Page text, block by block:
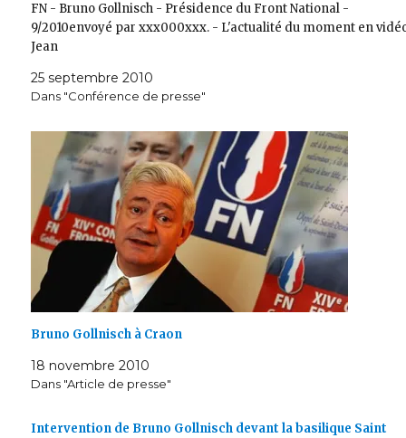
FN - Bruno Gollnisch - Présidence du Front National -
9/2010envoyé par xxx000xxx. - L'actualité du moment en
Jean
25 septembre 2010
Dans "Conférence de presse"
Bruno Gollnisch à Craon
18 novembre 2010
Dans "Article de presse"
Intervention de Bruno Gollnisch devant la basilique Saint